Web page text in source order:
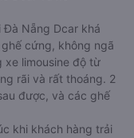
Đà Nẵng Dcar khá
cứng, không ngã
xe limousine độ từ
rãi và rất thoáng. 2
được, và các ghế
khi khách hàng trải